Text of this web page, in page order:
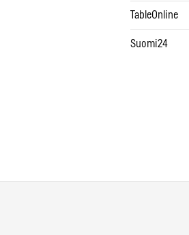
TableOnline
Suomi24